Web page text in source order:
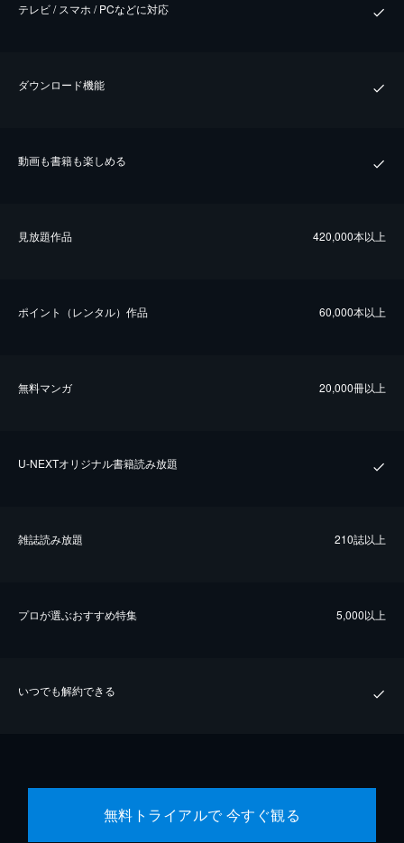
テレビ / スマホ / PCなどに対応
ダウンロード機能
動画も書籍も楽しめる
⾒放題作品 420,000本以上
ポイント（レンタル）作品 60,000本以上
無料マンガ 20,000冊以上
U-NEXTオリジナル書籍読み放題
雑誌読み放題 210誌以上
プロが選ぶおすすめ特集 5,000以上
いつでも解約できる
無料トライアルで 今すぐ観る